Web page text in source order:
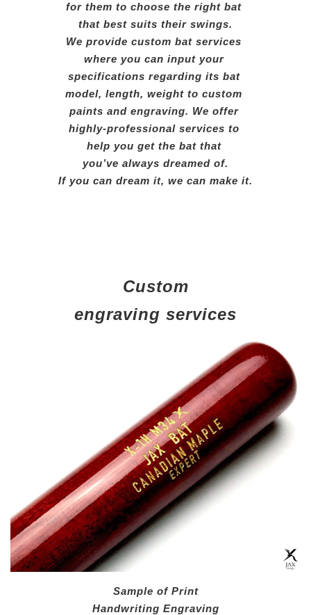
for them to choose the right bat
that best suits their swings.
We provide custom bat services
where you can input your
specifications regarding its bat
model, length, weight to custom
paints and engraving. We offer
highly-professional services to
help you get the bat that
you’ve always dreamed of.
If you can dream it, we can make it.
Custom
engraving services
Sample of Print
Handwriting Engraving